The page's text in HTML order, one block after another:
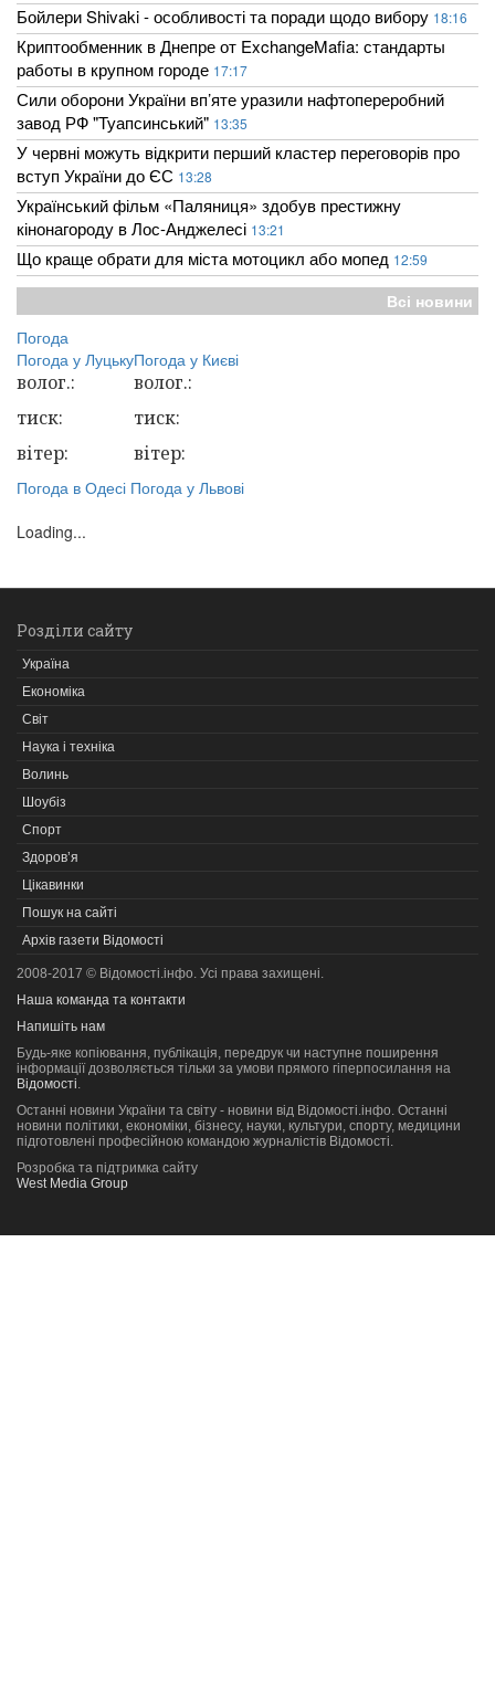
Бойлери Shivaki - особливості та поради щодо вибору 18:16
Криптообменник в Днепре от ExchangeMafia: стандарты
работы в крупном городе 17:17
Сили оборони України вп’яте уразили нафтопереробний
завод РФ "Туапсинський" 13:35
У червні можуть відкрити перший кластер переговорів про
вступ України до ЄС 13:28
Український фільм «Паляниця» здобув престижну
кінонагороду в Лос-Анджелесі 13:21
Що краще обрати для міста мотоцикл або мопед 12:59
Всі новини
Погода
Погода у ЛуцькуПогода у Києві
волог.:
тиск:
вітер:
волог.:
тиск:
вітер:
Погода в Одесі Погода у Львові
Loading...
Розділи сайту
Україна
Економіка
Світ
Наука і техніка
Волинь
Шоубіз
Спорт
Здоров’я
Цікавинки
Пошук на сайті
Архів газети Відомості
2008-2017 © Відомості.інфо. Усі права захищені.
Наша команда та контакти
Напишіть нам
Будь-яке копiювання, публiкацiя, передрук чи наступне поширення
iнформацiї дозволяється тільки за умови прямого гіперпосилання на
Відомості
Останні новини України та світу - новини від Відомості.інфо. Останні
новини політики, економіки, бізнесу, науки, культури, спорту, медицини
підготовлені професійною командою журналістів Відомості.
Розробка та підтримка сайту
West Media Group